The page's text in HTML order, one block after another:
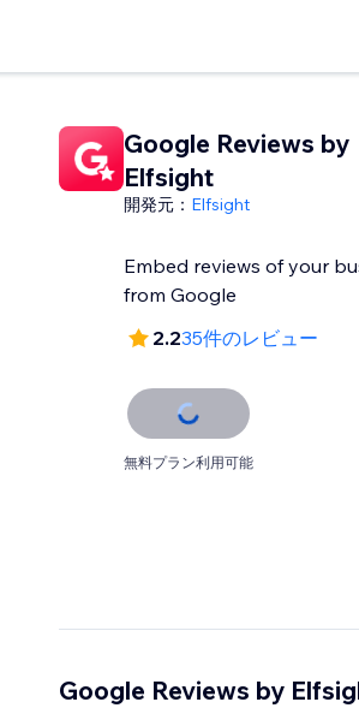
Google Reviews by
Elfsight
開発元： Elfsight
Embed reviews of your
from Google
2.235件のレビュー
無料プラン利用可能
Google Reviews by